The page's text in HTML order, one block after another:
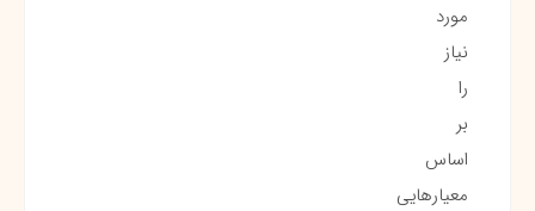
مورد
نیاز
را
بر
اساس
معیارهایی